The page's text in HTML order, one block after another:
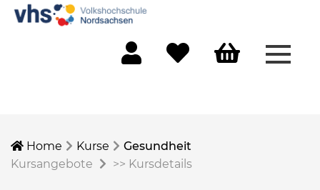
Home Kurse
Gesundheit
Kursangebote
>> Kursdetails